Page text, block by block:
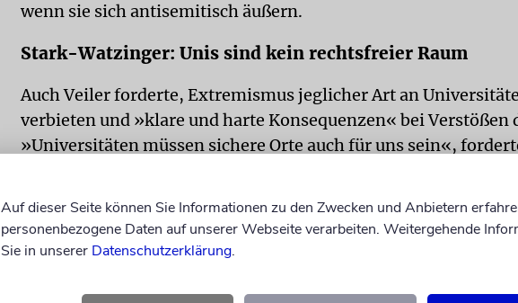
wenn sie sich antisemitisch äußern.
Stark-Watzinger: Unis sind kein rechtsfreier Raum
Auch Veiler forderte, Extremismus jeglicher Art an
verbieten und »klare und harte Konsequenzen« bei Verstößen
»Universitäten müssen sichere Orte auch für uns sein«,
Bundesbildungsministerin Stark-Watzinger betonte,
Orte freier Debatten, aber kein rechtsfreier Raum.
»Extremistische Gruppierungen gehören verboten«, sagte die
Auf dieser Seite können Sie Informationen zu den Zwecken und Anbietern
personenbezogene Daten auf unserer Webseite verarbeiten. Weitergehende
Sie in unserer Datenschutzerklärung.